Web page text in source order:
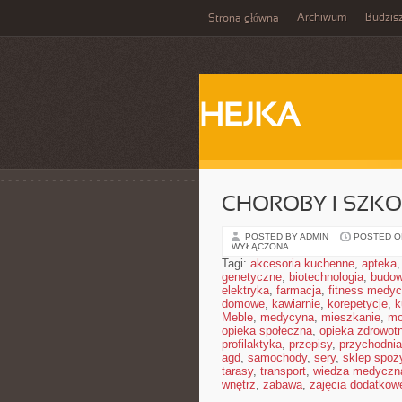
Strona główna Archiwum
HEJKA
CHOROBY I
POSTED BY ADMIN POSTED
WYŁĄCZONA
Tagi: akcesoria kuchenne, apteka,
genetyczne, biotechnologia,
elektryka, farmacja, fitness
domowe, kawiarnie, korepetycje,
Meble, medycyna, mieszkanie,
opieka społeczna, opieka
profilaktyka, przepisy, przychodnia
agd, samochody, sery, sklep
tarasy, transport, wiedza
wnętrz, zabawa, zajęcia